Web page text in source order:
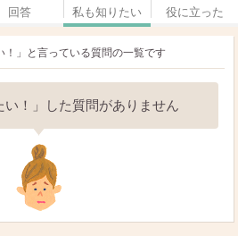
回答 私も知りたい 役に立った
！」と言っている質問の一覧です
い！」した質問がありません